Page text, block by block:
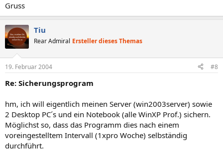
Gruss
Tiu
Rear Admiral Ersteller dieses Themas
19. Februar 2004 #8
Re: Sicherungsprogram
hm, ich will eigentlich meinen Server (win2003server) sowie
2 Desktop PC´s und ein Notebook (alle WinXP Prof.) sichern.
Möglichst so, dass das Programm dies nach einem
voreingestelltem Intervall (1xpro Woche) selbständig
durchführt.